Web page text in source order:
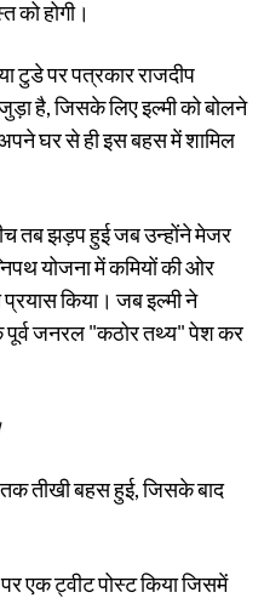
को होगी।
टुडे पर पत्रकार राजदीप
है, जिसके लिए इल्मी को बोलने
घर से ही इस बहस में शामिल
तब झड़प हुई जब उन्होंने मेजर
योजना में कमियों की ओर
प्रयास किया। जब इल्मी ने
पूर्व जनरल "कठोर तथ्य" पेश कर
तीखी बहस हुई, जिसके बाद
एक ट्वीट पोस्ट किया जिसमें